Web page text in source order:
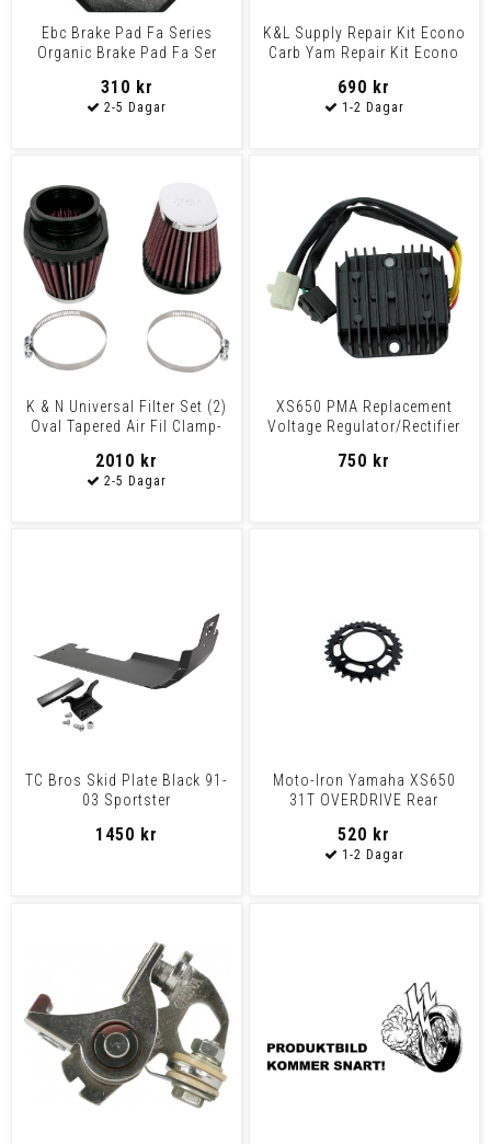
Ebc Brake Pad Fa Series
Organic Brake Pad Fa Ser
310 kr
K&L Supply Repair Kit Econo
Carb Yam Repair Kit Econo
690 kr
K & N Universal Filter Set (2)
Oval Tapered Air Fil Clamp-
2010 kr
XS650 PMA Replacement
Voltage Regulator/Rectifier
750 kr
TC Bros Skid Plate Black 91-
03 Sportster
1450 kr
Moto-Iron Yamaha XS650
31T OVERDRIVE Rear
520 kr